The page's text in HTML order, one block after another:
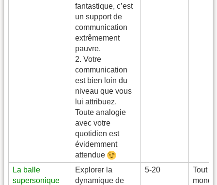
fantastique, c’est
un support de
communication
extrêmement
pauvre.
2. Votre
communication
est bien loin du
niveau que vous
lui attribuez.
Toute analogie
avec votre
quotidien est
évidemment
attendue
La balle
supersonique
Explorer la
dynamique de
5-20
Tout le